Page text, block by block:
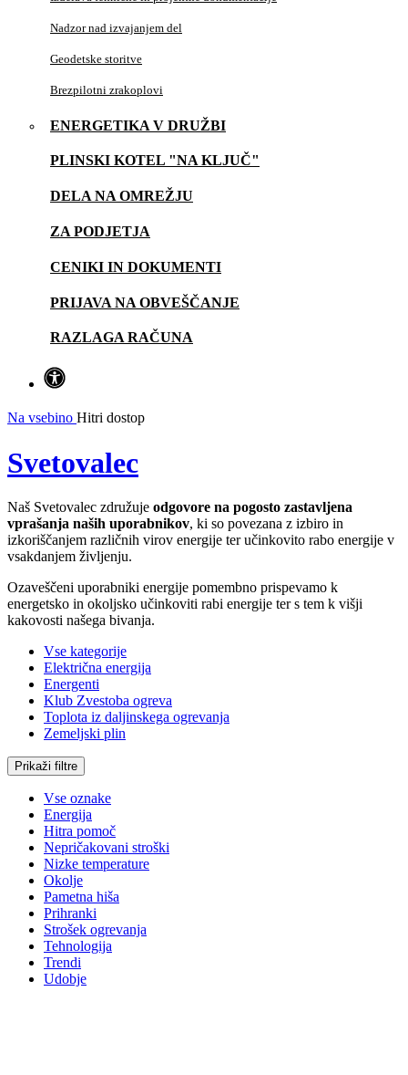
Nadzor nad izvajanjem del
Geodetske storitve
Brezpilotni zrakoplovi
ENERGETIKA V DRUŽBI
PLINSKI KOTEL "NA KLJUČ"
DELA NA OMREŽJU
ZA PODJETJA
CENIKI IN DOKUMENTI
PRIJAVA NA OBVEŠČANJE
RAZLAGA RAČUNA
Na vsebino Hitri dostop
Svetovalec
Naš Svetovalec združuje odgovore na pogosto zastavljena
vprašanja naših uporabnikov, ki so povezana z izbiro in
izkoriščanjem različnih virov energije ter učinkovito rabo energije v
vsakdanjem življenju.
Ozaveščeni uporabniki energije pomembno prispevamo k
energetsko in okoljsko učinkoviti rabi energije ter s tem k višji
kakovosti našega bivanja.
Vse kategorije
Električna energija
Energenti
Klub Zvestoba ogreva
Toplota iz daljinskega ogrevanja
Zemeljski plin
Prikaži filtre
Vse oznake
Energija
Hitra pomoč
Nepričakovani stroški
Nizke temperature
Okolje
Pametna hiša
Prihranki
Strošek ogrevanja
Tehnologija
Trendi
Udobje